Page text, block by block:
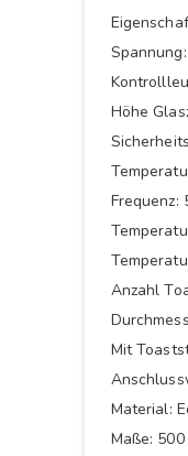
Höhe
Frequenz:
Anzahl
Mit
Material:
Maße: